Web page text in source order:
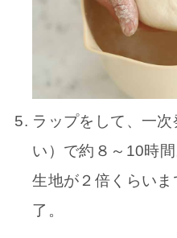
ラップをして、一
い）で約８～10時
生地が２倍くらい
了。